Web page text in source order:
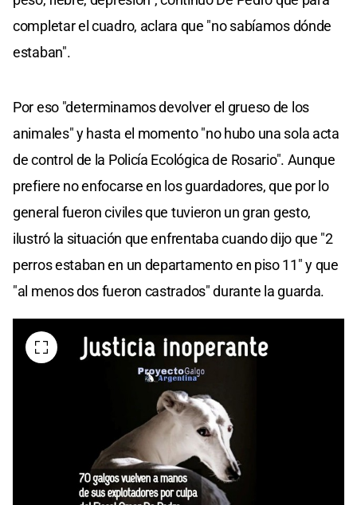
completar el cuadro, aclara que "no sabíamos dónde
estaban".
Por eso "determinamos devolver el grueso de los
animales" y hasta el momento "no hubo una sola acta
de control de la Policía Ecológica de Rosario". Aunque
prefiere no enfocarse en los guardadores, que por lo
general fueron civiles que tuvieron un gran gesto,
ilustró la situación que enfrentaba cuando dijo que "2
perros estaban en un departamento en piso 11" y que
"al menos dos fueron castrados" durante la guarda.